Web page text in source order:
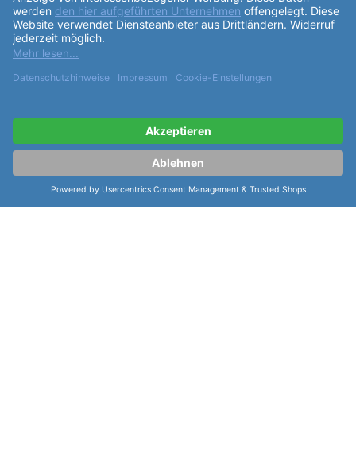
ähnliche Artikel der Serie Sinn
Vintageleder Sinn Vintageleder
20/18mm "L"